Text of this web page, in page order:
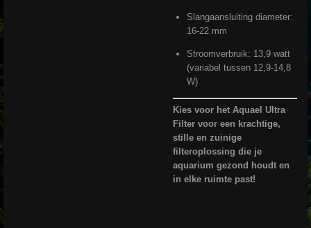
Slangaansluiting diameter:
16-22 mm
Stroomverbruik: 13,9 watt
(variabel tussen 12,9-14,8
W)
Kies voor het Aquael Ultra
Filter voor een krachtige,
stille en zuinige
filteroplossing die je
aquarium gezond houdt en
in elke ruimte past!